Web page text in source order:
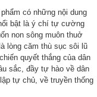
có những nội dung
bật là ý chí tự cường
non sông muôn thuở
lòng căm thù sục sôi lũ
quyết thắng của dân
sắc, đầy tự hào về dân
tự chủ, về truyền thống